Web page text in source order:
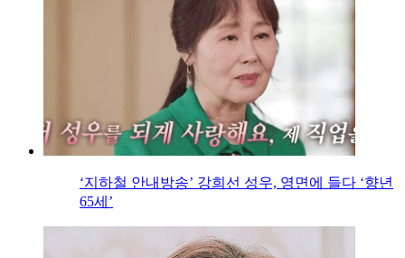
‘지하철 안내방송’ 강희선 성우, 영면에 들다 ‘향년
65세’